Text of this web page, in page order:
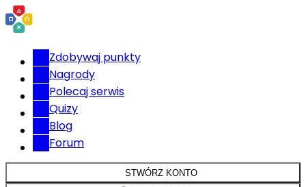
Zdobywaj punkty
Nagrody
Polecaj serwis
Quizy
Blog
Forum
STWÓRZ KONTO